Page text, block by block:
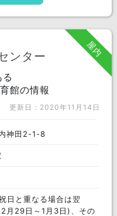
屋内
ンター
館の情報
更新日：2020年11月14日
神田2-1-8
日と重なる場合は翌
月29日～1月3日)、その